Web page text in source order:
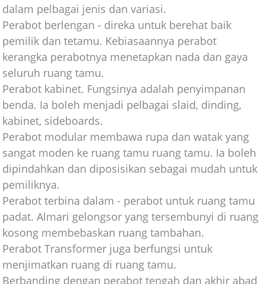
dalam pelbagai jenis dan variasi.
Perabot berlengan - direka untuk berehat baik
pemilik dan tetamu. Kebiasaannya perabot
kerangka perabotnya menetapkan nada dan gaya
seluruh ruang tamu.
Perabot kabinet. Fungsinya adalah penyimpanan
benda. Ia boleh menjadi pelbagai slaid, dinding,
kabinet, sideboards.
Perabot modular membawa rupa dan watak yang
sangat moden ke ruang tamu ruang tamu. Ia boleh
dipindahkan dan diposisikan sebagai mudah untuk
pemiliknya.
Perabot terbina dalam - perabot untuk ruang tamu
padat. Almari gelongsor yang tersembunyi di ruang
kosong membebaskan ruang tambahan.
Perabot Transformer juga berfungsi untuk
menjimatkan ruang di ruang tamu.
Berbanding dengan perabot tengah dan akhir abad